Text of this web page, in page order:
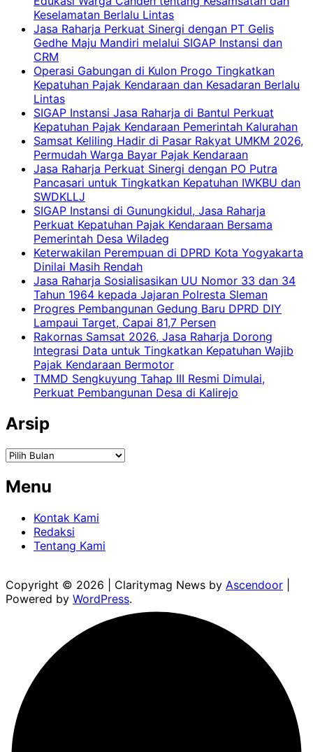
Keselamatan Berlalu Lintas
Jasa Raharja Perkuat Sinergi dengan PT Gelis
Gedhe Maju Mandiri melalui SIGAP Instansi dan
CRM
Operasi Gabungan di Kulon Progo Tingkatkan
Kepatuhan Pajak Kendaraan dan Kesadaran Berlalu
Lintas
SIGAP Instansi Jasa Raharja di Bantul Perkuat
Kepatuhan Pajak Kendaraan Pemerintah Kalurahan
Samsat Keliling Hadir di Pasar Rakyat UMKM 2026,
Permudah Warga Bayar Pajak Kendaraan
Jasa Raharja Perkuat Sinergi dengan PO Putra
Pancasari untuk Tingkatkan Kepatuhan IWKBU dan
SWDKLLJ
SIGAP Instansi di Gunungkidul, Jasa Raharja
Perkuat Kepatuhan Pajak Kendaraan Bersama
Pemerintah Desa Wiladeg
Keterwakilan Perempuan di DPRD Kota Yogyakarta
Dinilai Masih Rendah
Jasa Raharja Sosialisasikan UU Nomor 33 dan 34
Tahun 1964 kepada Jajaran Polresta Sleman
Progres Pembangunan Gedung Baru DPRD DIY
Lampaui Target, Capai 81,7 Persen
Rakornas Samsat 2026, Jasa Raharja Dorong
Integrasi Data untuk Tingkatkan Kepatuhan Wajib
Pajak Kendaraan Bermotor
TMMD Sengkuyung Tahap III Resmi Dimulai,
Perkuat Pembangunan Desa di Kalirejo
Arsip
Arsip
Menu
Kontak Kami
Redaksi
Tentang Kami
Copyright © 2026 | Claritymag News by Ascendoor
Powered by WordPress.